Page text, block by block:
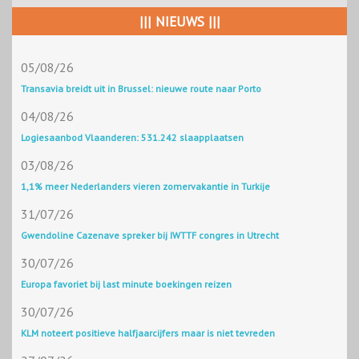
||| NIEUWS |||
05/08/26
Transavia breidt uit in Brussel: nieuwe route naar Porto
04/08/26
Logiesaanbod Vlaanderen: 531.242 slaapplaatsen
03/08/26
1,1% meer Nederlanders vieren zomervakantie in Turkije
31/07/26
Gwendoline Cazenave spreker bij IWTTF congres in Utrecht
30/07/26
Europa favoriet bij last minute boekingen reizen
30/07/26
KLM noteert positieve halfjaarcijfers maar is niet tevreden